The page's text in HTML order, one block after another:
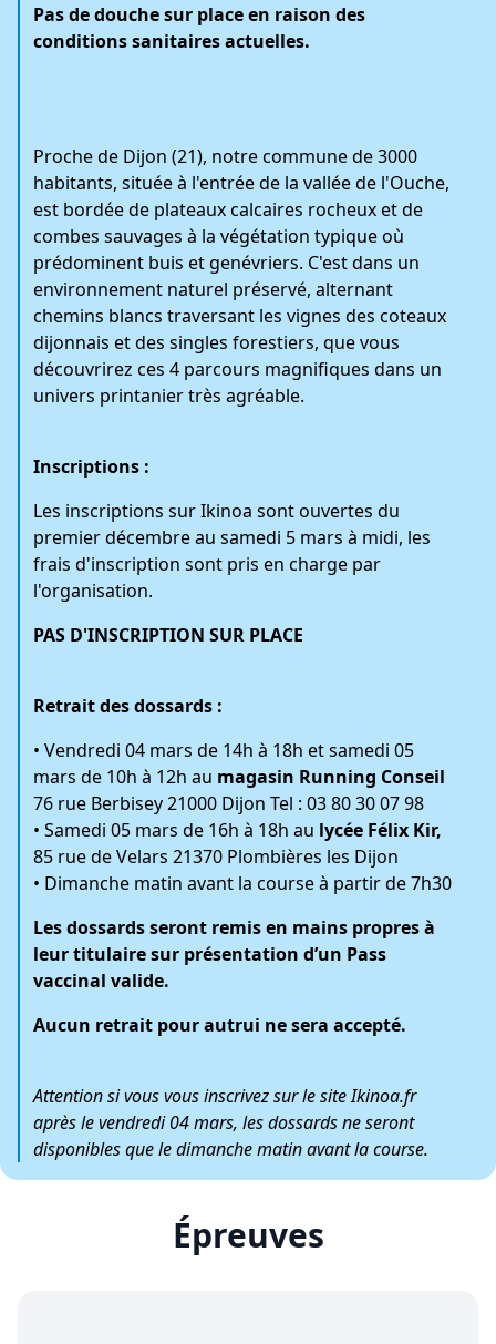
Pas de douche sur place en raison des
conditions sanitaires actuelles.
Proche de Dijon (21), notre commune de 3000
habitants, située à l'entrée de la vallée de l'Ouche,
est bordée de plateaux calcaires rocheux et de
combes sauvages à la végétation typique où
prédominent buis et genévriers. C'est dans un
environnement naturel préservé, alternant
chemins blancs traversant les vignes des coteaux
dijonnais et des singles forestiers, que vous
découvrirez ces 4 parcours magnifiques dans un
univers printanier très agréable.
Inscriptions :
Les inscriptions sur Ikinoa sont ouvertes du
premier décembre au samedi 5 mars à midi, les
frais d'inscription sont pris en charge par
l'organisation.
PAS D'INSCRIPTION SUR PLACE
Retrait des dossards :
• Vendredi 04 mars de 14h à 18h et samedi 05
mars de 10h à 12h au magasin Running Conseil
76 rue Berbisey 21000 Dijon Tel : 03 80 30 07 98
• Samedi 05 mars de 16h à 18h au lycée Félix Kir,
85 rue de Velars 21370 Plombières les Dijon
• Dimanche matin avant la course à partir de 7h30
Les dossards seront remis en mains propres à
leur titulaire sur présentation d’un Pass
vaccinal valide.
Aucun retrait pour autrui ne sera accepté.
Attention si vous vous inscrivez sur le site Ikinoa.fr
après le vendredi 04 mars, les dossards ne seront
disponibles que le dimanche matin avant la course.
Épreuves